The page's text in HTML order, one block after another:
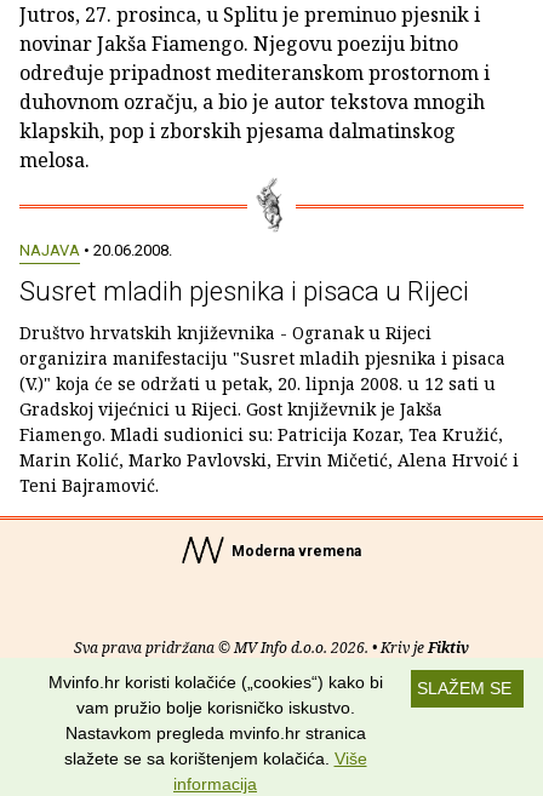
Jutros, 27. prosinca, u Splitu je preminuo pjesnik i
novinar Jakša Fiamengo. Njegovu poeziju bitno
određuje pripadnost mediteranskom prostornom i
duhovnom ozračju, a bio je autor tekstova mnogih
klapskih, pop i zborskih pjesama dalmatinskog
melosa.
NAJAVA • 20.06.2008.
Susret mladih pjesnika i pisaca u Rijeci
Društvo hrvatskih književnika - Ogranak u Rijeci
organizira manifestaciju "Susret mladih pjesnika i pisaca
(V.)" koja će se održati u petak, 20. lipnja 2008. u 12 sati u
Gradskoj vijećnici u Rijeci. Gost književnik je Jakša
Fiamengo. Mladi sudionici su: Patricija Kozar, Tea Kružić,
Marin Kolić, Marko Pavlovski, Ervin Mičetić, Alena Hrvoić i
Teni Bajramović.
Moderna vremena
Sva prava pridržana © MV Info d.o.o. 2026. • Kriv jeFiktiv
Uvjeti korištenja RSS kanali
Potraži nas na:
SLAŽEM SE
Mvinfo.hr koristi kolačiće („cookies“) kako bi
vam pružio bolje korisničko iskustvo.
Nastavkom pregleda mvinfo.hr stranica
slažete se sa korištenjem kolačića. Više
informacija